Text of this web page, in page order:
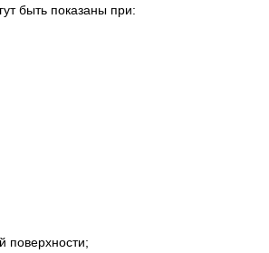
быть показаны при:
поверхности;